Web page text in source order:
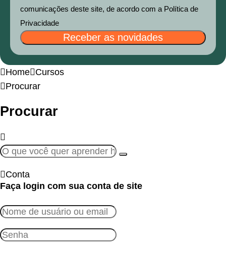
comunicações deste site, de acordo com a Política de
Privacidade
Receber as novidades
Home Cursos
Procurar
Procurar
Conta
Faça login com sua conta de site